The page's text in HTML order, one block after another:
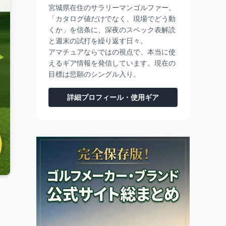
宮城県在住のサラリーマンゴルファー。
「カタログ値だけでなく、現場でどう動
くか」を信条に、深夜のスペック表解読
と週末の試打を繰り返す日々。
アマチュアならではの視点で、本当に使
えるギア情報を発信しています。現在の
目標は悲願のシングル入り。
詳細プロフィール・使用ギア